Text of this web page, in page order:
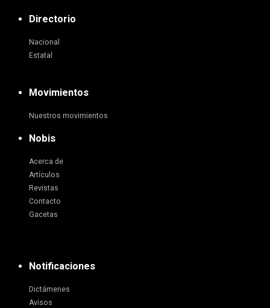
Directorio
Nacional
Estatal
Movimientos
Nuestros movimientos
Nobis
Acerca de
Artículos
Revistas
Contacto
Gacetas
Notificaciones
Dictámenes
Avisos